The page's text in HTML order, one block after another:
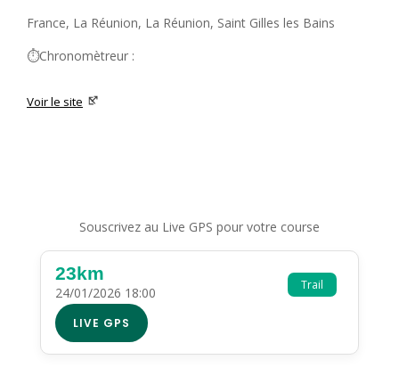
France, La Réunion, La Réunion, Saint Gilles les Bains
⏱️Chronomètreur :
Voir le site
Souscrivez au Live GPS pour votre course
Trail
23km
24/01/2026 18:00
LIVE GPS